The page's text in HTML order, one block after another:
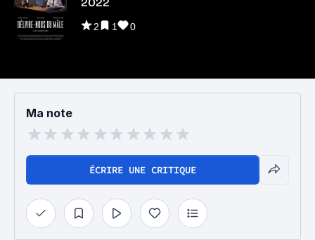
2022
2 1 0
Ma note
ÉCRIRE UNE CRITIQUE